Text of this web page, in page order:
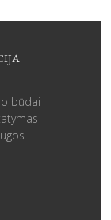
būdai